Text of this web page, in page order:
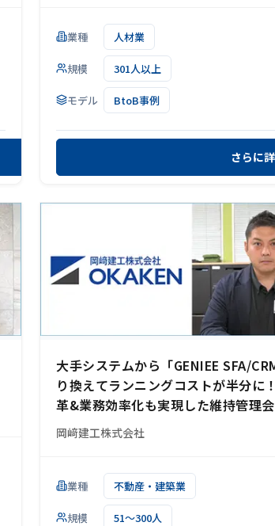
業種 人材業
規模 301人以上
モデル BtoB事例
さらに
大手システムから「GENIEE SFA/
り換えてランニングコストが半分に
革&業務効率化も実現した維持管理
岡﨑建工株式会社
業種 不動産・建築業
規模 51～300人